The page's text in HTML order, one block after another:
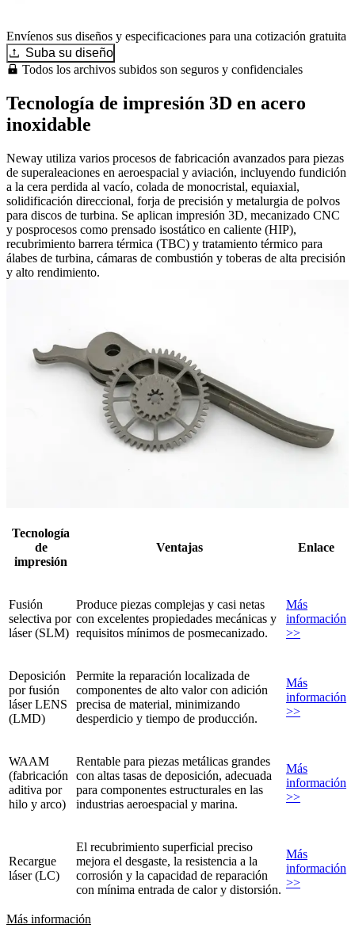
Envíenos sus diseños y especificaciones para una cotización gratuita
Suba su diseño
Todos los archivos subidos son seguros y confidenciales
Tecnología de impresión 3D en acero
inoxidable
Neway utiliza varios procesos de fabricación avanzados para piezas
de superaleaciones en aeroespacial y aviación, incluyendo fundición
a la cera perdida al vacío, colada de monocristal, equiaxial,
solidificación direccional, forja de precisión y metalurgia de polvos
para discos de turbina. Se aplican impresión 3D, mecanizado CNC
y posprocesos como prensado isostático en caliente (HIP),
recubrimiento barrera térmica (TBC) y tratamiento térmico para
álabes de turbina, cámaras de combustión y toberas de alta precisión
y alto rendimiento.
Tecnología
de
impresión
Ventajas Enlace
Fusión
selectiva por
láser (SLM)
Produce piezas complejas y casi netas
con excelentes propiedades mecánicas y
requisitos mínimos de posmecanizado.
Más
información
>>
Deposición
por fusión
láser LENS
(LMD)
Permite la reparación localizada de
componentes de alto valor con adición
precisa de material, minimizando
desperdicio y tiempo de producción.
Más
información
>>
WAAM
(fabricación
aditiva por
hilo y arco)
Rentable para piezas metálicas grandes
con altas tasas de deposición, adecuada
para componentes estructurales en las
industrias aeroespacial y marina.
Más
información
>>
Recargue
láser (LC)
El recubrimiento superficial preciso
mejora el desgaste, la resistencia a la
corrosión y la capacidad de reparación
con mínima entrada de calor y distorsión.
Más
información
>>
Más información